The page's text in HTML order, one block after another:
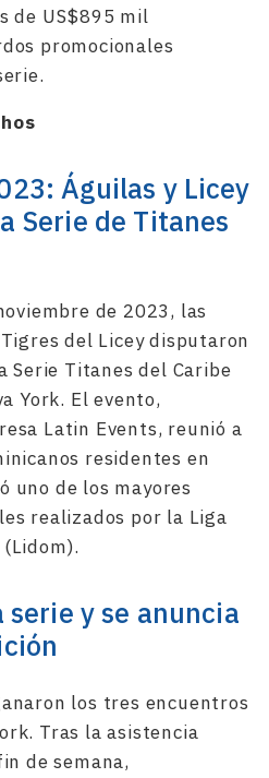
de US$895 mil
promocionales
Águilas y Licey
Serie de Titanes
de 2023, las
del Licey disputaron
Serie Titanes del Caribe
York. El evento,
Latin Events, reunió a
residentes en
uno de los mayores
realizados por la Liga
y se anuncia
los tres encuentros
Tras la asistencia
de semana,